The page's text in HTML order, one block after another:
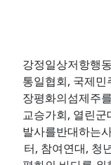
강정일상저항행
통일협회, 국제
장평화의섬제주
교승가회, 열린
발사를반대하는
터, 참여연대, 청